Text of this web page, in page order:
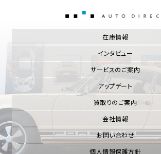
在庫情報
インタビュー
サービスのご案内
アップデート
買取りのご案内
会社情報
お問い合わせ
個人情報保護方針